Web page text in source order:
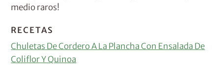
medio raros!
RECETAS
Chuletas De Cordero A La Plancha Con Ensalada De
Coliflor Y Quinoa